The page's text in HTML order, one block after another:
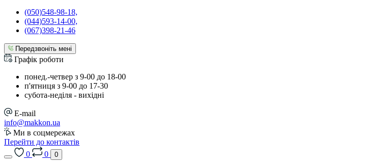
(050)548-98-18,
(044)593-14-00,
(067)398-21-46
Передзвоніть мені
Графік роботи
понед.-четвер з 9-00 до 18-00
п'ятниця з 9-00 до 17-30
cубота-неділя - вихідні
E-mail
info@makkon.ua
Ми в соцмережах
Перейти до контактів
0
0 0